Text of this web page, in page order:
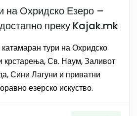
на Охридско Езеро –
преку Kajak.mk
катамаран тури на Охридско
крстарења, Св. Наум, Заливот
Сини Лагуни и приватни
езерско искуство.